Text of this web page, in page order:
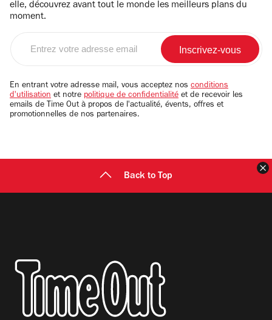
elle, découvrez avant tout le monde les meilleurs plans du
moment.
email
En entrant votre adresse mail, vous acceptez nos conditions
d'utilisation et notre politique de confidentialité et de recevoir les
emails de Time Out à propos de l'actualité, évents, offres et
promotionnelles de nos partenaires.
Back to Top